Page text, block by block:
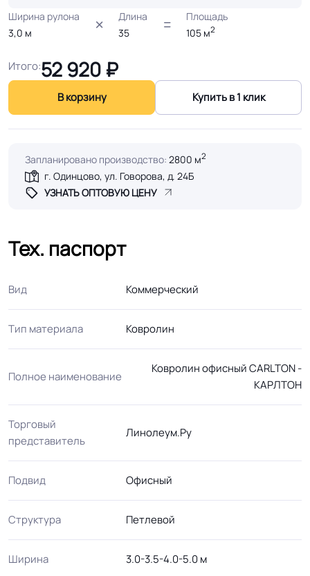
Ширина рулона
3,0 м
Длина
35
Площадь
105 м2
Итого:52 920 ₽
В корзину Купить в 1 клик
Запланировано производство: 2800 м2
г. Одинцово, ул. Говорова, д. 24Б
УЗНАТЬ ОПТОВУЮ ЦЕНУ
Тех. паспорт
Вид Коммерческий
Тип материала Ковролин
Полное наименование
Ковролин офисный CARLTON -
КАРЛТОН
Торговый
представитель
Линолеум.Ру
Подвид Офисный
Структура Петлевой
Ширина 3.0-3.5-4.0-5.0 м